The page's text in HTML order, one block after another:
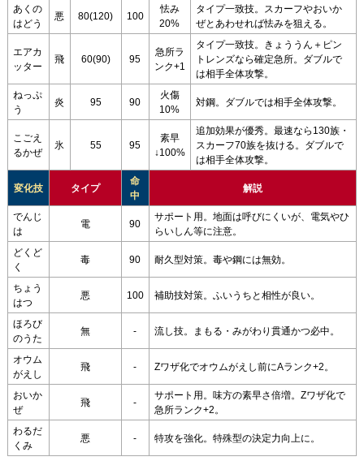
あくの
はどう
悪 80(120) 100
怯み
20%
タイプ一致技。スカーフやおいか
ぜとあわせれば怯みを狙える。
エアカ
ッター
飛 60(90) 95
急所ラ
ンク+1
タイプ一致技。きょううん＋ピン
トレンズなら確定急所。ダブルで
は相手全体攻撃。
ねっぷ
う
炎 95 90
火傷
10%
対鋼。ダブルでは相手全体攻撃。
こごえ
るかぜ
氷 55 95
素早
↓100%
追加効果が優秀。最速なら130族・
スカーフ70族を抜ける。ダブルで
は相手全体攻撃。
変化技 タイプ
命
中
解説
でんじ
は
電 90
サポート用。地面は呼びにくいが、電気やひ
らいしん等に注意。
どくど
く
毒 90 耐久型対策。毒や鋼には無効。
ちょう
はつ
悪 100 補助技対策。ふいうちと相性が良い。
ほろび
のうた
無 - 流し技。まもる・みがわり貫通かつ必中。
オウム
がえし
飛 - Zワザ化でオウムがえし前にAランク+2。
おいか
ぜ
飛 -
サポート用。味方の素早さ倍増。Zワザ化で
急所ランク+2。
わるだ
くみ
悪 - 特攻を強化。特殊型の決定力向上に。